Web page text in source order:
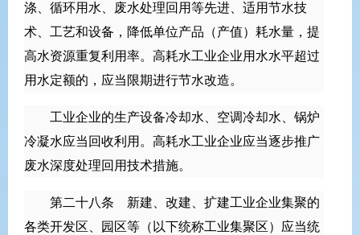
涤、循环用水、废水处理回用等先进、适用节水技
术、工艺和设备，降低单位产品（产值）耗水量，提
高水资源重复利用率。高耗水工业企业用水水平超过
用水定额的，应当限期进行节水改造。
工业企业的生产设备冷却水、空调冷却水、锅炉
冷凝水应当回收利用。高耗水工业企业应当逐步推广
废水深度处理回用技术措施。
第二十八条 新建、改建、扩建工业企业集聚的
各类开发区、园区等（以下统称工业集聚区）应当统